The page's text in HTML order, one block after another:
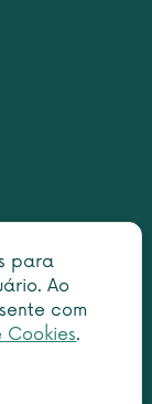
para
Ao
com
.
0001-31. All